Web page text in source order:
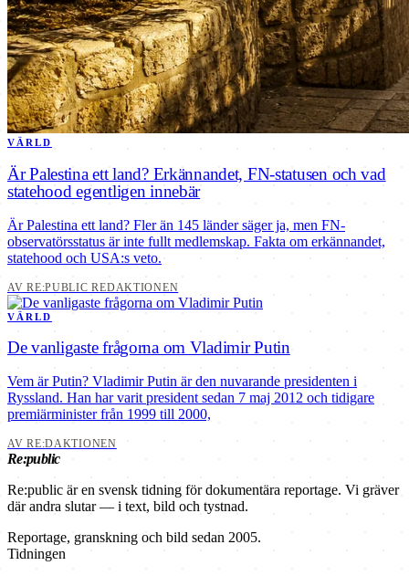
VÄRLD
Är Palestina ett land? Erkännandet, FN-statusen och vad
statehood egentligen innebär
Är Palestina ett land? Fler än 145 länder säger ja, men FN-
observatörsstatus är inte fullt medlemskap. Fakta om erkännandet,
statehood och USA:s veto.
AV RE:PUBLIC REDAKTIONEN
VÄRLD
De vanligaste frågorna om Vladimir Putin
Vem är Putin? Vladimir Putin är den nuvarande presidenten i
Ryssland. Han har varit president sedan 7 maj 2012 och tidigare
premiärminister från 1999 till 2000,
AV RE:DAKTIONEN
Re:public
Re:public är en svensk tidning för dokumentära reportage. Vi gräver
där andra slutar — i text, bild och tystnad.
Reportage, granskning och bild sedan 2005.
Tidningen